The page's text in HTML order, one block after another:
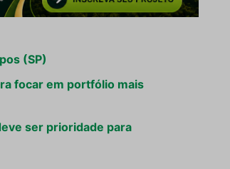
(SP)
focar em portfólio mais
ser prioridade para